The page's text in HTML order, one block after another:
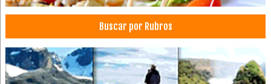
Alquiler de salones de eventos
Decoraciones de Salones
Eventos Corporativos
Buscar por Rubros